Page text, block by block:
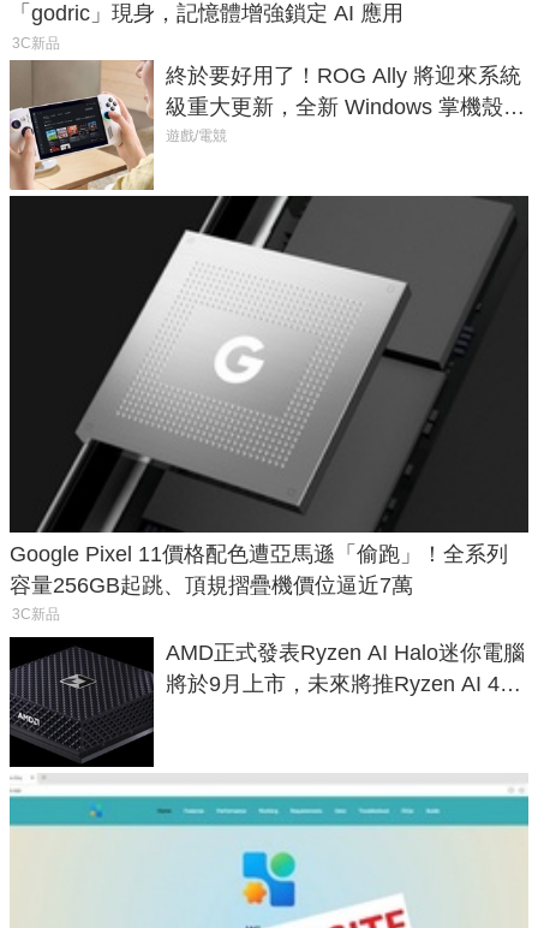
「godric」現身，記憶體增強鎖定 AI 應用
3C新品
終於要好用了！ROG Ally 將迎來系統
級重大更新，全新 Windows 掌機殼模
式讓操作就像 Xbox 一樣順暢
遊戲/電競
Google Pixel 11價格配色遭亞馬遜「偷跑」！全系列
容量256GB起跳、頂規摺疊機價位逼近7萬
3C新品
AMD正式發表Ryzen AI Halo迷你電腦
將於9月上市，未來將推Ryzen AI 400